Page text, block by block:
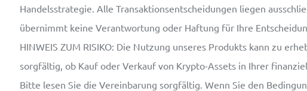
Handelsstrategie. Alle Transaktionsentscheidungen liegen
übernimmt keine Verantwortung oder Haftung für Ihre
HINWEIS ZUM RISIKO: Die Nutzung unseres Produkts kann zu
sorgfältig, ob Kauf oder Verkauf von Krypto-Assets in Ihrer
Bitte lesen Sie die Vereinbarung sorgfältig. Wenn Sie den